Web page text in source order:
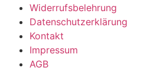
Widerrufsbelehrung
Datenschutzerklärung
Kontakt
Impressum
AGB